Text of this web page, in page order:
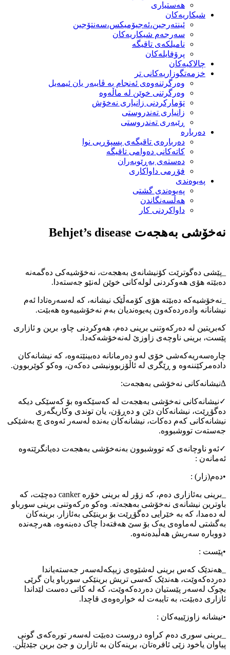
هەستیاری
شیكاریەكان
ئینتەرجین،ئەجیۆمیکس،سەنتۆجین
سەرجەم شیكاریەكان
نامیلكەی تاقیگە
پرۆفایلەكان
چالاکیەکان
خزمەتگوزاریەكانی تر
وه‌رگرتنه‌وه‌ی ئه‌نجام به‌ ڤایبه‌ر یان ئیمه‌یل
وەرگرتنی خوێن لە ماڵەوە
تۆماركردنی زانیاری نەخۆش
زانیاری تەندروستی
ڕێبەری تەندروستی
دەربارە
دەربارەی تاقیگەی پسپۆڕیی نوا
كاتەكانی دەوامی تاقیگە
دەستەی بەڕێوبەران
فۆڕمی داواكاری
پەیوەندی
پەیوەندی گشتی
هەڵسەنگاندن
داواكردنی كار
نەخۆشی بەهجەت Behjet’s disease
_پێشی دەگوترێت کۆنیشانەی بەهجەت، نەخۆشیەکی دەگمەنە
دەبێتە هۆی هەوکردنی لولەکانی خوێن لەنێو جەستەدا.
_نەخۆشیەکە دەبێتە هۆی کۆمەڵێک نیشانە، کە لەسەرەتادا ئەم
نیشانانە وادەردەکەون پەیوەندیان بەم نەخۆشییەوە هەبێت.
کەبریتین لە دەرکەوتنی برینی دەم، هەوکردنی چاو، برین و ئازاری
پێست، برینی ناوچەی زاوزێ لەنەخۆشەکەدا.
چارەسەریەکەشی خۆی لەو دەرمانانە دەبینێتەوە، کە نیشانەکان
دادەمرکێننەوە و ڕێگری لە ئاڵۆزبوونیشی دەکەن، وەکو کوێربوون.
∆نیشانەکانی نەخۆشی بەهجەت:
✓نیشانەکانی نەخۆشی بەهجەت لە کەسێکەوە بۆ کەسێکی دیکە
دەگۆڕێت، نیشانەکان دێن و دەڕۆن، یان توندی وکاریگەری
نیشانەکانی کەم دەکات، نیشانەکان بەندە لەسەر ئەوەی چ بەشێکی
جەستەت تووشبووە.
✓ئەو ناوچانەی کە تووشبوون بەنەخۆشی بەهجەت دەیانگرێتەوە
ئەمانەن :
•دەم(زار) :
_برینی بەئازاری دەم، کە زۆر لە برینی خۆرە canker دەچێت، کە
باوترین نیشانەی نەخۆشی بەهجەتە. وەکو ەرکەوتنی برینی سورباو
لە دەمدا، کە بە خێرایی دەگۆڕێت بۆ برینێکی بەئازار. برینەکان
بەگشتی لەماوەی یەک بۆ سێ هەفتەدا چاک دەبنەوە، هەرچەندە
دووبارە سەریش هەڵبدەنەوە.
•پێست :
_هەندێک کەس برینی لەشێوەی زیپکەلەسەر جەستەیاندا
دەردەکەوێت، هەندێک کەسی تریش برینێکی سورباو یان گرێی
بچوک لەسەر پێستیان دەردەکەوێت، کە لە کاتی دەست لێداندا
ئازاری دەبێت، بە تایبەت لە خوارەوەی قاچدا.
•نیشانە زاوزێییەکان :
_برینی سوری دەم کراوە دروست دەبێت لەسەر تورەکەی گونی
پیاوان یاخود زێی ئافرەتان، برینەکان بە ئازارن و جێ برین جێدێڵن.